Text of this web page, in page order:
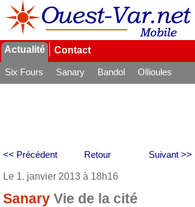
Actualité Contact
Six Fours Sanary Bandol
Ollioules
Retour
<< Précédent Suivant >>
Le 1. janvier 2013 à 18h16
Sanary Vie de la cité